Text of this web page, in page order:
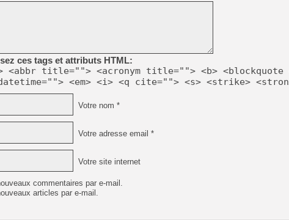
[GK] Oubliez Crazy Taxi,
[LS] [Switch] NSZ 5.0.0
[GK] No More Room in
[GK] Un chatbot Atelier
[GK] Mémoire cash -
[GK] Nvidia : le prix des
[GK] Suikoden Star Leap
[Mo5] La mini borne
ces tags et attributs HTML:
title=""> <acronym title=""> <b> <blockquote
<em> <i> <q cite=""> <s> <strike>
Votre nom *
Votre adresse email *
Votre site internet
commentaires par e-mail.
articles par e-mail.